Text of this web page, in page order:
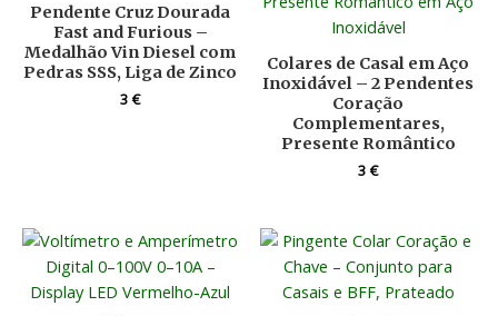
Pendente Cruz Dourada
Fast and Furious –
Medalhão Vin Diesel com
Pedras SSS, Liga de Zinco
3€
Colares de Casal em Aço
Inoxidável – 2 Pendentes
Coração
Complementares,
Presente Romântico
3€